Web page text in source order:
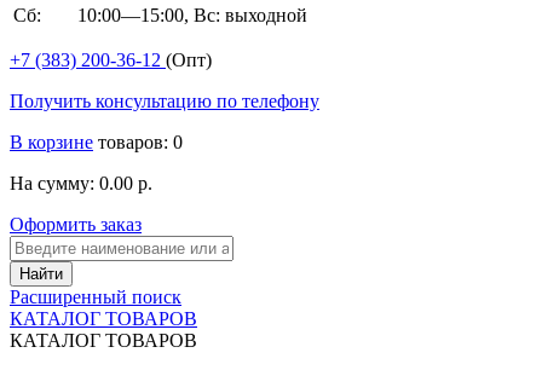
Сб:
10:00—15:00, Вс: выходной
+7 (383) 200-36-12 (Опт)
Получить консультацию по телефону
В корзине товаров: 0
На сумму: 0.00 р.
Оформить заказ
Расширенный поиск
КАТАЛОГ ТОВАРОВ
КАТАЛОГ ТОВАРОВ